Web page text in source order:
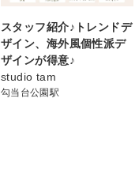
スタッフ紹介♪トレンドデ
ザイン、海外風個性派デ
ザインが得意♪
studio tam
勾当台公園駅